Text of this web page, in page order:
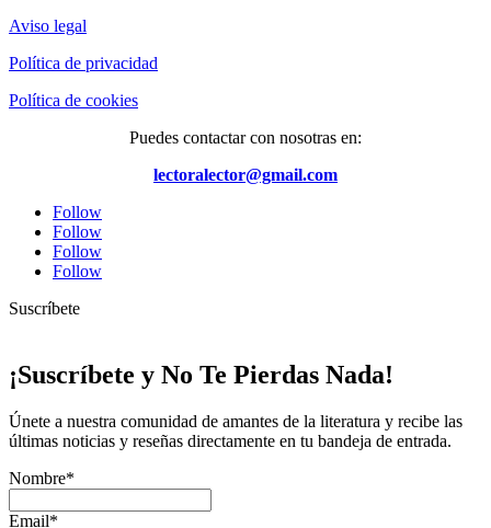
Aviso legal
Política de privacidad
Política de cookies
Puedes contactar con nosotras en:
lectoralector@gmail.com
Follow
Follow
Follow
Follow
Suscríbete
¡Suscríbete y No Te Pierdas Nada!
Únete a nuestra comunidad de amantes de la literatura y recibe las
últimas noticias y reseñas directamente en tu bandeja de entrada.
Nombre*
Email*